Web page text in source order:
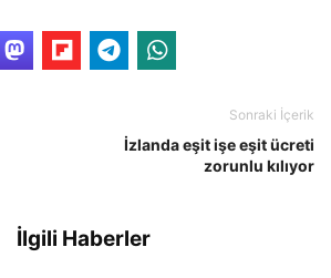
Sonraki İçerik
İzlanda eşit işe eşit ücreti
zorunlu kılıyor
İlgili Haberler